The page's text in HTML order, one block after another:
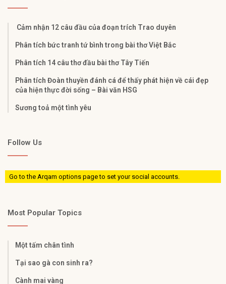
Cảm nhận 12 câu đầu của đoạn trích Trao duyên
Phân tích bức tranh tứ bình trong bài thơ Việt Bắc
Phân tích 14 câu thơ đầu bài thơ Tây Tiến
Phân tích Đoàn thuyền đánh cá để thấy phát hiện về cái đẹp
của hiện thực đời sống – Bài văn HSG
Sương toả một tình yêu
Follow Us
Go to the Arqam options page to set your social accounts.
Most Popular Topics
Một tấm chân tình
Tại sao gà con sinh ra?
Cành mai vàng